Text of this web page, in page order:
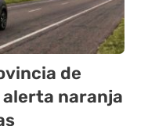
de
alerta naranja